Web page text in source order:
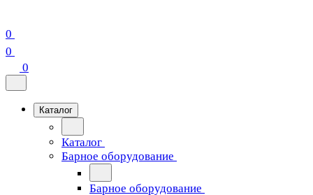
0
0
0
Каталог
Каталог
Барное оборудование
Барное оборудование